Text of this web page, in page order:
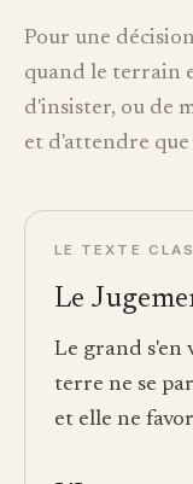
Pour une
quand le terrain
d'insister, ou de
et d'attendre que
LE TEXTE
Le
Le grand s'en
terre ne se
et elle ne